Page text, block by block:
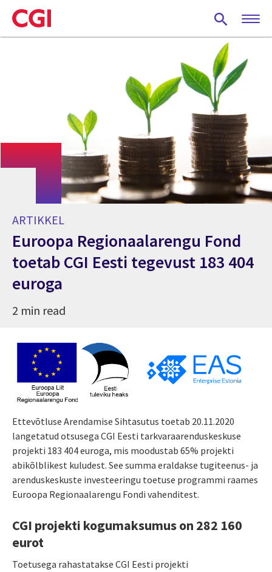
Skip
to
main
ARTIKKEL
Euroopa Regionaalarengu Fond
toetab CGI Eesti tegevust 183 404
euroga
2 min read
Ettevõtluse Arendamise Sihtasutus toetab 20.11.2020
langetatud otsusega CGI Eesti tarkvaraarenduskeskuse
projekti 183 404 euroga, mis moodustab 65% projekti
abikõlblikest kuludest. See summa eraldakse tugiteenus- ja
arenduskeskuste investeeringu toetuse programmi raames
Euroopa Regionaalarengu Fondi vahenditest.
CGI projekti kogumaksumus on 282 160
eurot
Toetusega rahastatakse CGI Eesti projekti